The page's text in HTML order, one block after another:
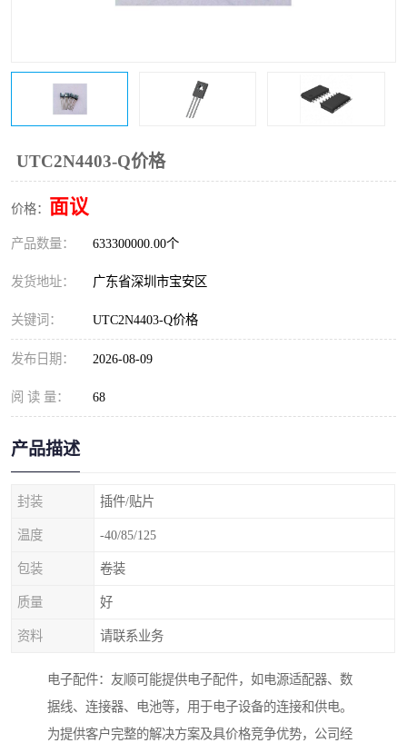
UTC2N4403-Q价格
价格： 面议
产品数量： 633300000.00个
发货地址： 广东省深圳市宝安区
关键词： UTC2N4403-Q价格
发布日期： 2026-08-09
阅 读 量： 68
产品描述
封装 插件/贴片
温度 -40/85/125
包装 卷装
质量 好
资料 请联系业务
电子配件：友顺可能提供电子配件，如电源适配器、数
据线、连接器、电池等，用于电子设备的连接和供电。
为提供客户完整的解决方案及具价格竞争优势，公司经
FT61F022
FT61F021